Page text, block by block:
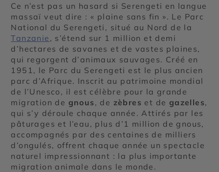
Ce n’est pas un hasard si Serengeti en langue
massaï veut dire : « plaine sans fin ». Le Parc
National du Serengeti, situé au Nord de la
Tanzanie , s’étend sur 1 million et demi
d’hectares de savanes et de vastes plaines,
qui regorgent d’animaux sauvages. Créé en
1951, le Parc du Serengeti est le plus ancien
parc d’Afrique. Inscrit au patrimoine mondial
de l’Unesco, il est célèbre pour la grande
migration de gnous, de zèbres et de gazelles,
qui s’y déroule chaque année. Attirés par les
pâturages et l’eau, plus d’1 million de gnous,
accompagnés par des centaines de milliers
d’ongulés, offrent chaque année un spectacle
naturel impressionnant : la plus importante
migration animale dans le monde.